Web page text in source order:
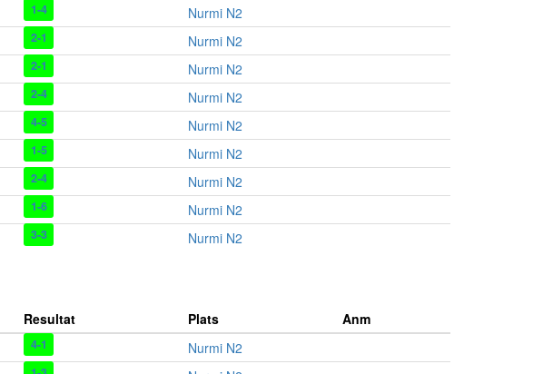
1-4
Nurmi N2
2-1
Nurmi N2
2-1
Nurmi N2
2-4
Nurmi N2
4-5
Nurmi N2
1-5
Nurmi N2
2-4
Nurmi N2
1-6
Nurmi N2
3-3 Nurmi N2
Resultat Plats
Anm
4-1
Nurmi N2